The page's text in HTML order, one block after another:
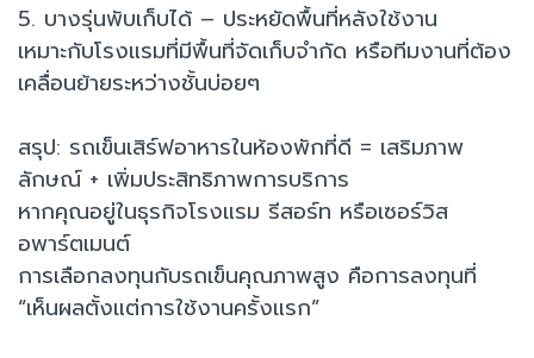
5. บางรุ่นพับเก็บได้ – ประหยัดพื้นที่หลังใช้งาน
เหมาะกับโรงแรมที่มีพื้นที่จัดเก็บจำกัด หรือทีมงานที่ต้อง
เคลื่อนย้ายระหว่างชั้นบ่อยๆ
สรุป: รถเข็นเสิร์ฟอาหารในห้องพักที่ดี = เสริมภาพ
ลักษณ์ + เพิ่มประสิทธิภาพการบริการ
หากคุณอยู่ในธุรกิจโรงแรม รีสอร์ท หรือเซอร์วิส
อพาร์ตเมนต์
การเลือกลงทุนกับรถเข็นคุณภาพสูง คือการลงทุนที่
“เห็นผลตั้งแต่การใช้งานครั้งแรก”